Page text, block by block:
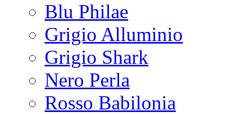
Blu Philae
Grigio Alluminio
Grigio Shark
Nero Perla
Rosso Babilonia